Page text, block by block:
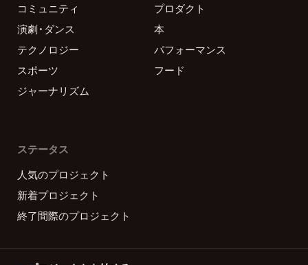
コミュニティ
プロダクト
演劇・ダンス
本
テクノロジー
パフォーマンス
スポーツ
フード
ジャーナリズム
ステータス
人気のプロジェクト
新着プロジェクト
終了間際のプロジェクト